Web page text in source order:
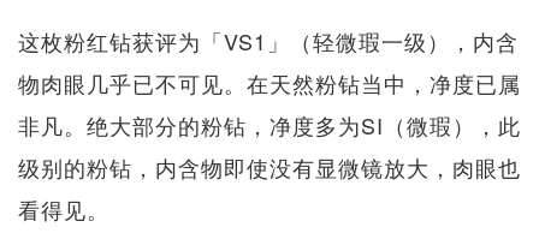
这枚粉红钻获评为「VS1」（轻微瑕一级），内含
物肉眼几乎已不可见。在天然粉钻当中，净度已属
非凡。绝大部分的粉钻，净度多为SI（微瑕），此
级别的粉钻，内含物即使没有显微镜放大，肉眼也
看得见。